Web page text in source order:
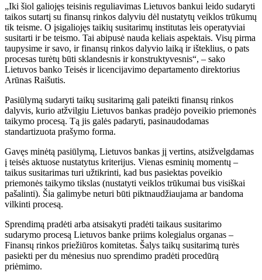
„Iki šiol galiojęs teisinis reguliavimas Lietuvos bankui leido sudaryti
taikos sutartį su finansų rinkos dalyviu dėl nustatytų veiklos trūkumų
tik teisme. O įsigaliojęs taikių susitarimų institutas leis operatyviai
susitarti ir be teismo. Tai abipusė nauda keliais aspektais. Visų pirma
taupysime ir savo, ir finansų rinkos dalyvio laiką ir išteklius, o pats
procesas turėtų būti sklandesnis ir konstruktyvesnis“, – sako
Lietuvos banko Teisės ir licencijavimo departamento direktorius
Arūnas Raišutis.
Pasiūlymą sudaryti taikų susitarimą gali pateikti finansų rinkos
dalyvis, kurio atžvilgiu Lietuvos bankas pradėjo poveikio priemonės
taikymo procesą. Tą jis galės padaryti, pasinaudodamas
standartizuota prašymo forma.
Gavęs minėtą pasiūlymą, Lietuvos bankas jį vertins, atsižvelgdamas
į teisės aktuose nustatytus kriterijus. Vienas esminių momentų –
taikus susitarimas turi užtikrinti, kad bus pasiektas poveikio
priemonės taikymo tikslas (nustatyti veiklos trūkumai bus visiškai
pašalinti). Šia galimybe neturi būti piktnaudžiaujama ar bandoma
vilkinti procesą.
Sprendimą pradėti arba atsisakyti pradėti taikaus susitarimo
sudarymo procesą Lietuvos banke priims kolegialus organas –
Finansų rinkos priežiūros komitetas. Šalys taikų susitarimą turės
pasiekti per du mėnesius nuo sprendimo pradėti procedūrą
priėmimo.